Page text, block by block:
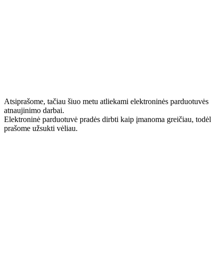
Atsiprašome, tačiau šiuo metu atliekami elektroninės parduotuvės
atnaujinimo darbai.
Elektroninė parduotuvė pradės dirbti kaip įmanoma greičiau, todėl
prašome užsukti vėliau.